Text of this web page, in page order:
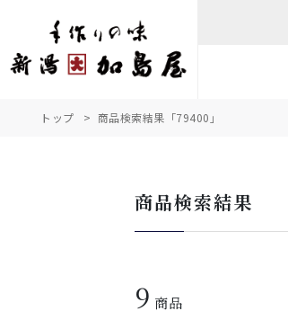
トップ 商品検索結果「79400」
商品検索結果
9 商品